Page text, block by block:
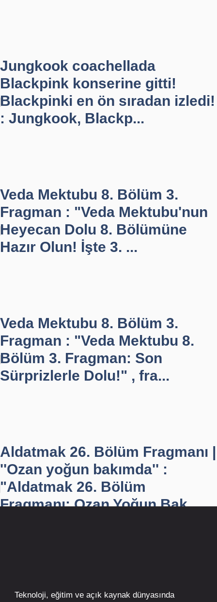
Jungkook coachellada
Blackpink konserine gitti!
Blackpinki en ön sıradan izledi!
: Jungkook, Blackp...
Veda Mektubu 8. Bölüm 3.
Fragman : "Veda Mektubu'nun
Heyecan Dolu 8. Bölümüne
Hazır Olun! İşte 3. ...
Veda Mektubu 8. Bölüm 3.
Fragman : "Veda Mektubu 8.
Bölüm 3. Fragman: Son
Sürprizlerle Dolu!" , fra...
Aldatmak 26. Bölüm Fragmanı |
''Ozan yoğun bakımda'' :
"Aldatmak 26. Bölüm
Fragmanı: Ozan Yoğun Bak...
Teknoloji, eğitim ve açık kaynak dünyasında